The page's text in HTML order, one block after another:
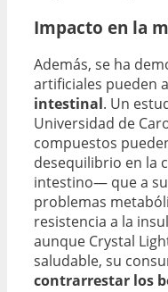
Impacto en la
Además, se ha
artificiales pueden
intestinal. Un
Universidad de
compuestos
desequilibrio en la
intestino— que a
problemas
resistencia a la
aunque Crystal
saludable, su
contrarrestar los